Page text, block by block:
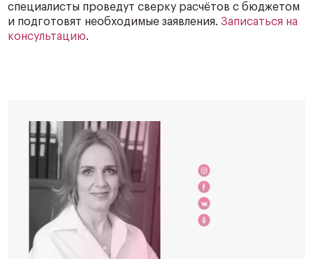
специалисты проведут сверку расчётов с бюджетом
и подготовят необходимые заявления. Записаться на
консультацию.